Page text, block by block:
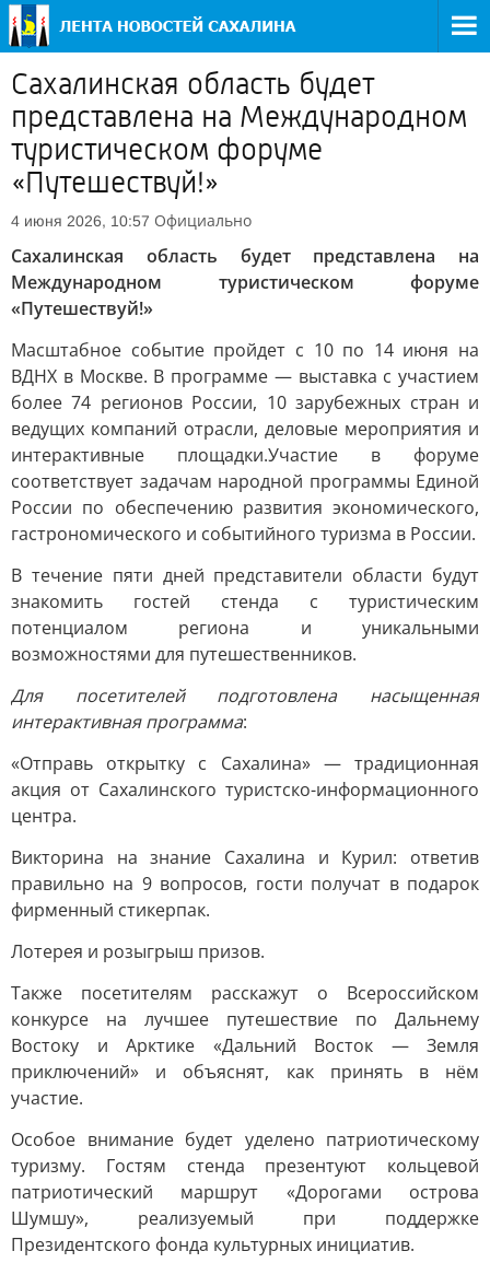
Сахалинская область будет
представлена на Международном
туристическом форуме
«Путешествуй!»
4 июня 2026, 10:57 Официально
Сахалинская область будет представлена на
Международном туристическом форуме
«Путешествуй!»
Масштабное событие пройдет с 10 по 14 июня на
ВДНХ в Москве. В программе — выставка с участием
более 74 регионов России, 10 зарубежных стран и
ведущих компаний отрасли, деловые мероприятия и
интерактивные площадки.Участие в форуме
соответствует задачам народной программы Единой
России по обеспечению развития экономического,
гастрономического и событийного туризма в России.
В течение пяти дней представители области будут
знакомить гостей стенда с туристическим
потенциалом региона и уникальными
возможностями для путешественников.
Для посетителей подготовлена насыщенная
интерактивная программа:
«Отправь открытку с Сахалина» — традиционная
акция от Сахалинского туристско-информационного
центра.
Викторина на знание Сахалина и Курил: ответив
правильно на 9 вопросов, гости получат в подарок
фирменный стикерпак.
Лотерея и розыгрыш призов.
Также посетителям расскажут о Всероссийском
конкурсе на лучшее путешествие по Дальнему
Востоку и Арктике «Дальний Восток — Земля
приключений» и объяснят, как принять в нём
участие.
Особое внимание будет уделено патриотическому
туризму. Гостям стенда презентуют кольцевой
патриотический маршрут «Дорогами острова
Шумшу», реализуемый при поддержке
Президентского фонда культурных инициатив.